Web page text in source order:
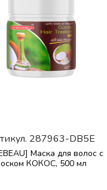
287963-DB5E
Маска для волос с
КОКОС, 500 мл